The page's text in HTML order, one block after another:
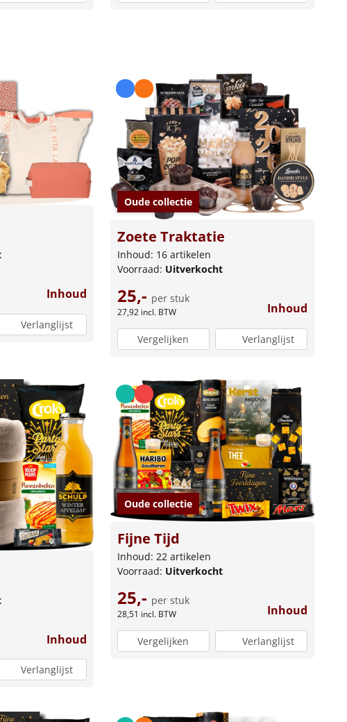
Inhoud
Verlanglijst
Oude collectie
Zoete Traktatie
Inhoud: 16 artikelen
Voorraad: Uitverkocht
25,- per stuk
27,92 incl. BTW Inhoud
Vergelijken Verlanglijst
Inhoud
Verlanglijst
Oude collectie
Fijne Tijd
Inhoud: 22 artikelen
Voorraad: Uitverkocht
25,- per stuk
28,51 incl. BTW Inhoud
Vergelijken Verlanglijst